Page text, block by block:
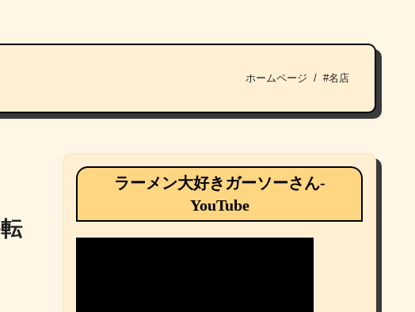
ホームページ #名店
ラーメン大好きガーソーさん-
YouTube